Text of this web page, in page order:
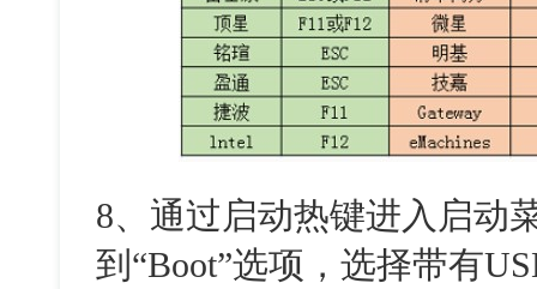
8、通过启动热键进入启动
到“Boot”选项，选择带有